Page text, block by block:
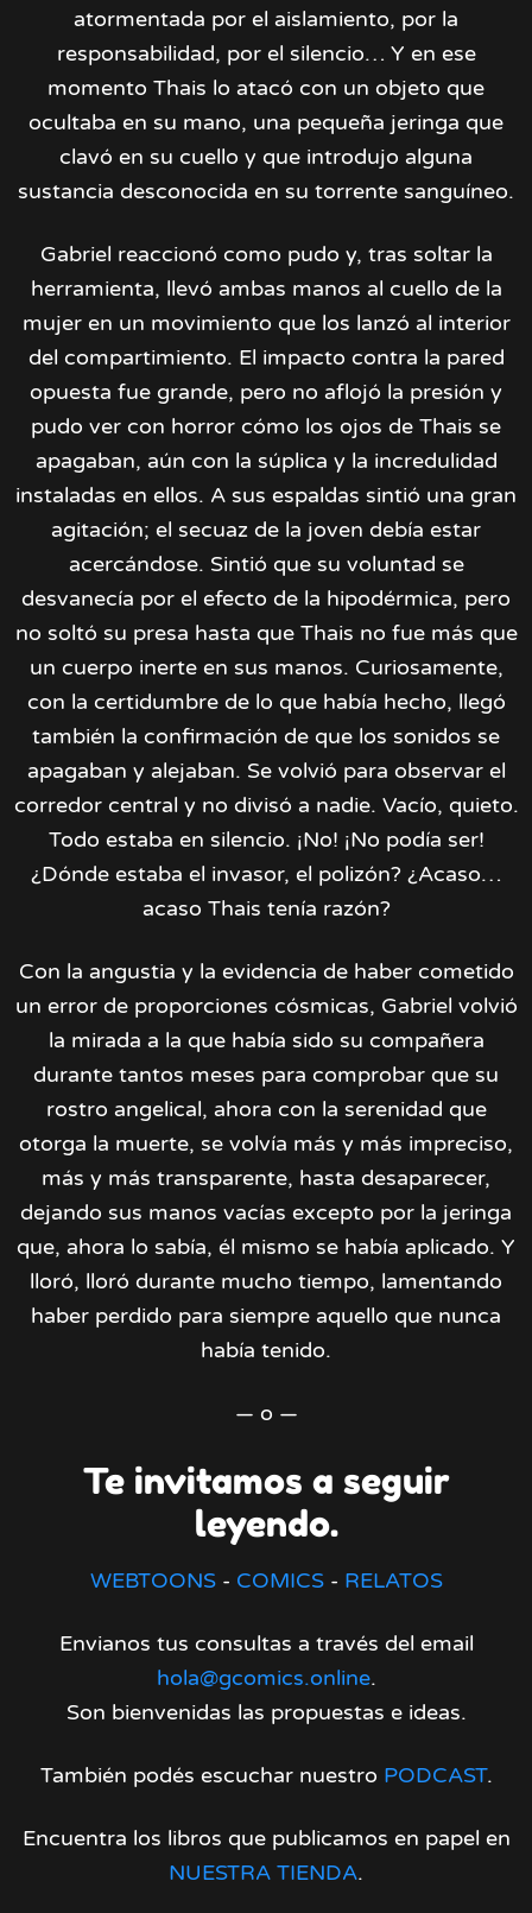
atormentada por el aislamiento, por la
responsabilidad, por el silencio… Y en ese
momento Thais lo atacó con un objeto que
ocultaba en su mano, una pequeña jeringa que
clavó en su cuello y que introdujo alguna
sustancia desconocida en su torrente sanguíneo.
Gabriel reaccionó como pudo y, tras soltar la
herramienta, llevó ambas manos al cuello de la
mujer en un movimiento que los lanzó al interior
del compartimiento. El impacto contra la pared
opuesta fue grande, pero no aflojó la presión y
pudo ver con horror cómo los ojos de Thais se
apagaban, aún con la súplica y la incredulidad
instaladas en ellos. A sus espaldas sintió una gran
agitación; el secuaz de la joven debía estar
acercándose. Sintió que su voluntad se
desvanecía por el efecto de la hipodérmica, pero
no soltó su presa hasta que Thais no fue más que
un cuerpo inerte en sus manos. Curiosamente,
con la certidumbre de lo que había hecho, llegó
también la confirmación de que los sonidos se
apagaban y alejaban. Se volvió para observar el
corredor central y no divisó a nadie. Vacío, quieto.
Todo estaba en silencio. ¡No! ¡No podía ser!
¿Dónde estaba el invasor, el polizón? ¿Acaso…
acaso Thais tenía razón?
Con la angustia y la evidencia de haber cometido
un error de proporciones cósmicas, Gabriel volvió
la mirada a la que había sido su compañera
durante tantos meses para comprobar que su
rostro angelical, ahora con la serenidad que
otorga la muerte, se volvía más y más impreciso,
más y más transparente, hasta desaparecer,
dejando sus manos vacías excepto por la jeringa
que, ahora lo sabía, él mismo se había aplicado. Y
lloró, lloró durante mucho tiempo, lamentando
haber perdido para siempre aquello que nunca
había tenido.
— o —
Te invitamos a seguir
leyendo.
WEBTOONS- COMICS- RELATOS
Envianos tus consultas a través del email
hola@gcomics.online.
Son bienvenidas las propuestas e ideas.
También podés escuchar nuestro PODCAST.
Encuentra los libros que publicamos en papel en
NUESTRA TIENDA.